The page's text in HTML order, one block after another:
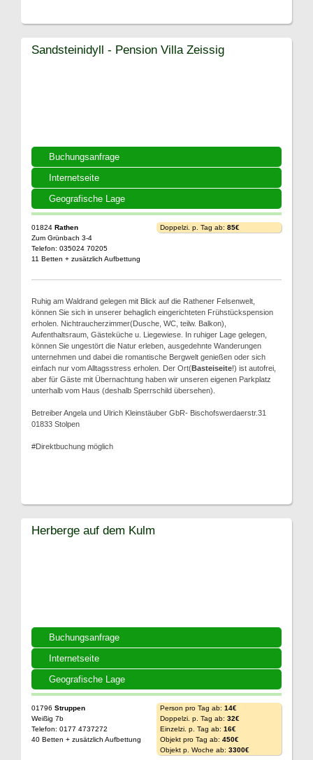
Buchungsanfrage
Internetseite
Geografische Lage
Sandsteinidyll - Pension Villa Zeissig
01824 Rathen
Zum Grünbach 3-4
Telefon: 035024 70205
11 Betten + zusätzlich Aufbettung
Doppelzi. p. Tag ab: 85€
Ruhig am Waldrand gelegen mit Blick auf die Rathener Felsenwelt,
können Sie sich in unserer behaglich eingerichteten Frühstückspension
erholen. Nichtraucherzimmer(Dusche, WC, teilw. Balkon),
Aufenthaltsraum, Gästeküche u. Liegewiese. In ruhiger Lage gelegen,
können Sie ungestört die Natur erleben, ausgedehnte Wanderungen
unternehmen und dabei die romantische Bergwelt genießen oder sich
einfach nur vom Alltagsstress erholen. Der Ort(Basteiseite!) ist autofrei,
aber für Gäste mit Übernachtung haben wir unseren eigenen Parkplatz
unterhalb vom Haus (deshalb Sperrschild übersehen).
Betreiber Angela und Ulrich Kleinstäuber GbR- Bischofswerdaerstr.31
01833 Stolpen
#Direktbuchung möglich
Buchungsanfrage
Internetseite
Geografische Lage
Herberge auf dem Kulm
01796 Struppen
Weißig 7b
Telefon: 0177 4737272
40 Betten + zusätzlich Aufbettung
Person pro Tag ab: 14€
Doppelzi. p. Tag ab: 32€
Einzelzi. p. Tag ab: 16€
Objekt pro Tag ab: 450€
Objekt p. Woche ab: 3300€